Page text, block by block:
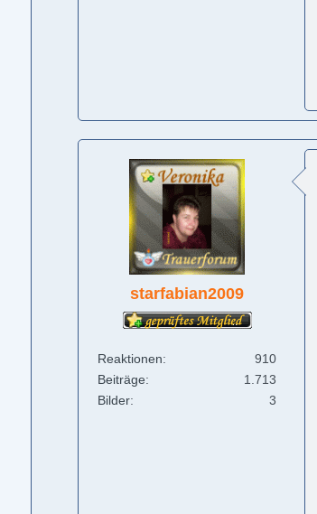
starfabian2009
Reaktionen
910
Beiträge
1.713
Bilder
3